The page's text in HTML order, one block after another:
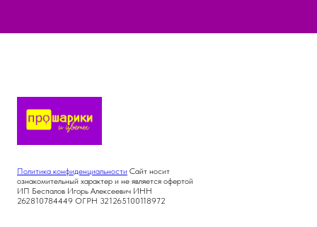
Политика конфиденциальности Сайт носит
ознакомительный характер и не является офертой
ИП Беспалов Игорь Алексеевич ИНН
262810784449 ОГРН 321265100118972